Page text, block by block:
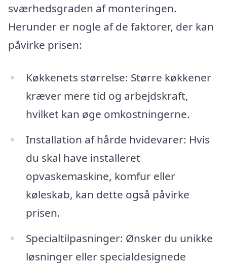
sværhedsgraden af monteringen.
Herunder er nogle af de faktorer, der kan
påvirke prisen:
Køkkenets størrelse: Større køkkener
kræver mere tid og arbejdskraft,
hvilket kan øge omkostningerne.
Installation af hårde hvidevarer: Hvis
du skal have installeret
opvaskemaskine, komfur eller
køleskab, kan dette også påvirke
prisen.
Specialtilpasninger: Ønsker du unikke
løsninger eller specialdesignede